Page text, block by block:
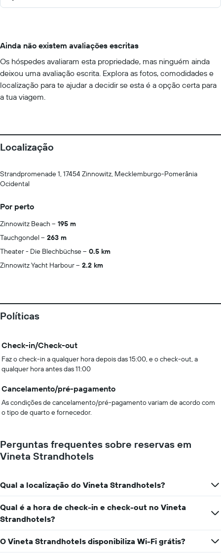
Ainda não existem avaliações escritas
Os hóspedes avaliaram esta propriedade, mas ninguém ainda
deixou uma avaliação escrita. Explora as fotos, comodidades e
localização para te ajudar a decidir se esta é a opção certa para
a tua viagem.
Localização
Strandpromenade 1, 17454 Zinnowitz, Mecklemburgo-Pomerânia
Ocidental
Por perto
Zinnowitz Beach
195 m
Tauchgondel
263 m
Theater - Die Blechbüchse
0.5 km
Zinnowitz Yacht Harbour
2.2 km
Políticas
Check-in/Check-out
Faz o check-in a qualquer hora depois das 15:00, e o check-out, a
qualquer hora antes das 11:00
Cancelamento/pré-pagamento
As condições de cancelamento/pré-pagamento variam de acordo com
o tipo de quarto e fornecedor.
Perguntas frequentes sobre reservas em
Vineta Strandhotels
Qual a localização do Vineta Strandhotels?
Qual é a hora de check-in e check-out no Vineta
Strandhotels?
O Vineta Strandhotels disponibiliza Wi-Fi grátis?